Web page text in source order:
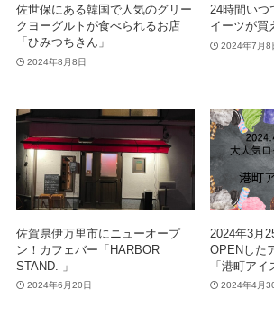
佐世保にある韓国で人気のグリー
クヨーグルトが食べられるお店
「ひみつちきん」
2024年8月8日
24時間いつ
イーツが買
2024年7月8
佐賀県伊万里市にニューオープ
ン！カフェバー「HARBOR
STAND. 」
2024年6月20日
2024年3月
OPENした
「港町アイ
2024年4月